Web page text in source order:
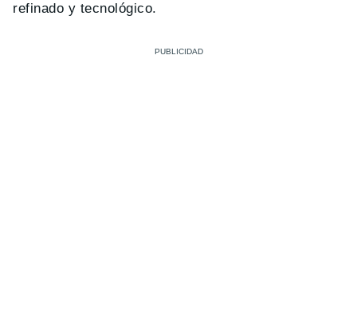
refinado y tecnológico.